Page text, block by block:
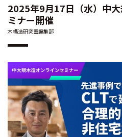
2025年9月17日（水）中
ミナー開催
木構造研究室編集部